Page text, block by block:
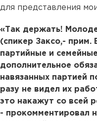
для представления
«Так держать!
(спикер Заксо,- прим.
партийные и
дополнительное
навязанных партией
разу не видел их
это накажут со всей
- прокомментировал